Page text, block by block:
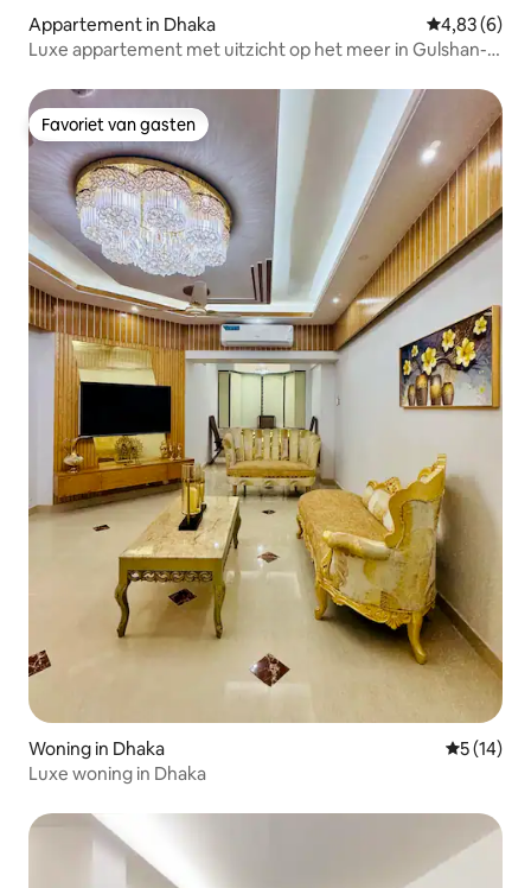
Appartement in Dhaka Gemiddelde
4,83 (6)
Luxe appartement met uitzicht op het meer in Gulshan-1,
Favoriet van gasten
Favoriet van gasten
Woning in Dhaka
5 (14)
Luxe woning in Dhaka